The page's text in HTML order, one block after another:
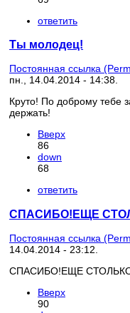
ответить
Ты молодец!
Постоянная ссылка
пн., 14.04.2014 - 14:38.
Круто! По доброму тебе
держать!
Вверх
86
down
68
ответить
СПАСИБО!ЕЩЕ
Постоянная ссылка
14.04.2014 - 23:12.
СПАСИБО!ЕЩЕ
Вверх
90